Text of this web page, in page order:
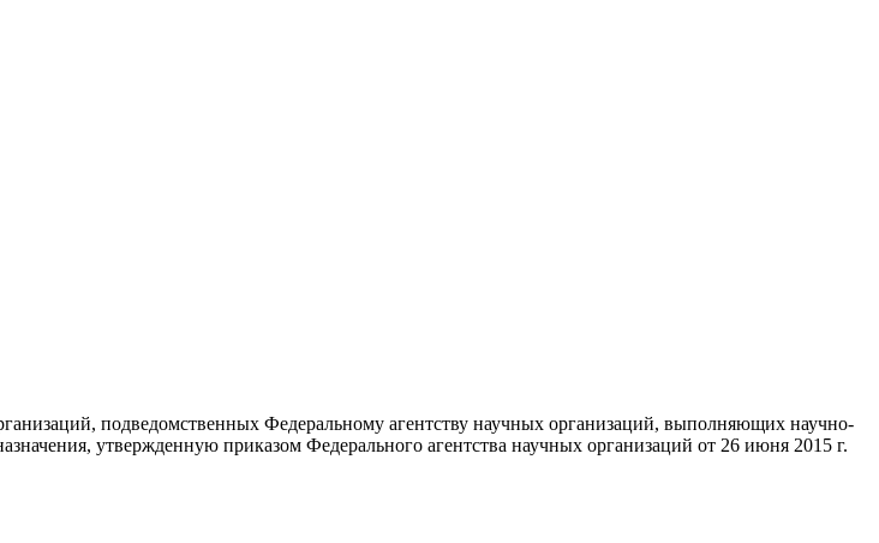
подведомственных Федеральному агентству научных организаций, выполняющих научно-
утвержденную приказом Федерального агентства научных организаций от 26 июня 2015 г.